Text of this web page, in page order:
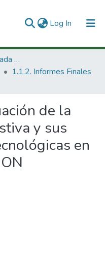
Log In (current)
1. Investigación Financiada con Recursos Públicos
1.1.2. Informes Finales
de la
y sus
en